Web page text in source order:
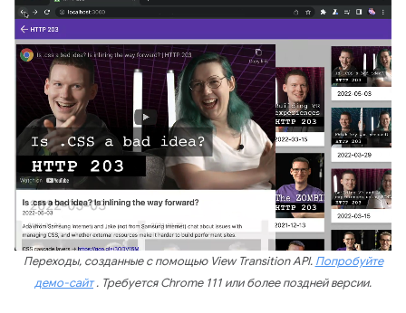
Переходы, созданные с помощью View Transition API. Попробуйте
демо-сайт. Требуется Chrome 111 или более поздней версии.